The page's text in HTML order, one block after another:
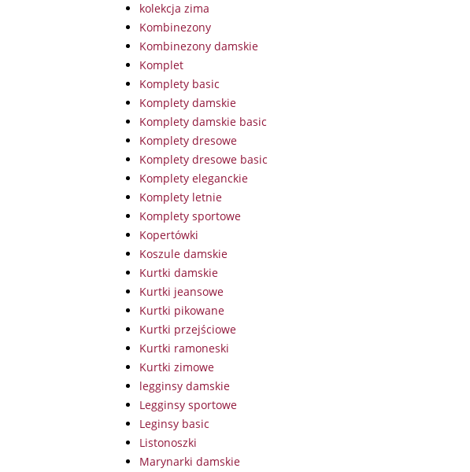
kolekcja zima
Kombinezony
Kombinezony damskie
Komplet
Komplety basic
Komplety damskie
Komplety damskie basic
Komplety dresowe
Komplety dresowe basic
Komplety eleganckie
Komplety letnie
Komplety sportowe
Kopertówki
Koszule damskie
Kurtki damskie
Kurtki jeansowe
Kurtki pikowane
Kurtki przejściowe
Kurtki ramoneski
Kurtki zimowe
legginsy damskie
Legginsy sportowe
Leginsy basic
Listonoszki
Marynarki damskie